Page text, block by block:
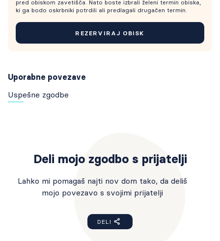
pred obiskom zavetišča. Nato boste izbrali želeni termin obiska,
ki ga bodo oskrbniki potrdili ali predlagali drugačen termin.
REZERVIRAJ OBISK
Uporabne povezave
Uspešne zgodbe
Deli mojo zgodbo s prijatelji
Lahko mi pomagaš najti nov dom tako, da deliš
mojo povezavo s svojimi prijatelji
DELI